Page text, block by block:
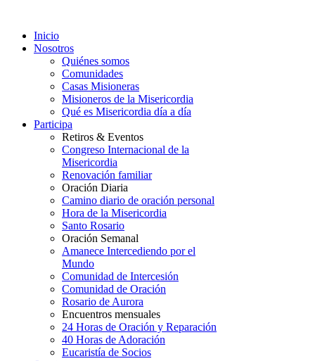
Inicio
Nosotros
Quiénes somos
Comunidades
Casas Misioneras
Misioneros de la Misericordia
Qué es Misericordia día a día
Participa
Retiros & Eventos
Congreso Internacional de la
Misericordia
Renovación familiar
Oración Diaria
Camino diario de oración personal
Hora de la Misericordia
Santo Rosario
Oración Semanal
Amanece Intercediendo por el
Mundo
Comunidad de Intercesión
Comunidad de Oración
Rosario de Aurora
Encuentros mensuales
24 Horas de Oración y Reparación
40 Horas de Adoración
Eucaristía de Socios